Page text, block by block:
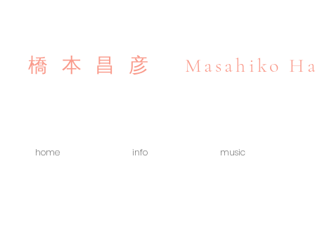
橋本昌彦 Masahiko
home info music